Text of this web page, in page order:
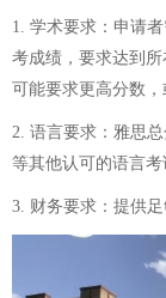
1. 学术要求：申请
考成绩，要求达到
可能要求更高分数，
2. 语言要求：雅思
等其他认可的语言考
3. 财务要求：提供